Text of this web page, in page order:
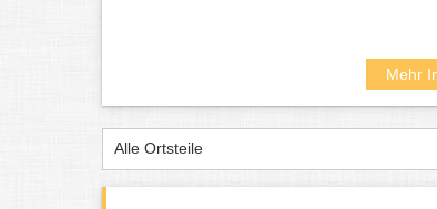
Mehr
Alle Ortsteile